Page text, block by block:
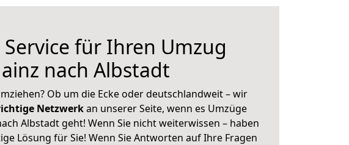
Service für Ihren Umzug
nach Albstadt
Ob um die Ecke oder deutschlandweit – wir
Netzwerkan unserer Seite, wenn es Umzüge
Albstadt geht! Wenn Sie nicht weiterwissen – haben
Lösung für Sie! Wenn Sie Antworten auf Ihre Fragen